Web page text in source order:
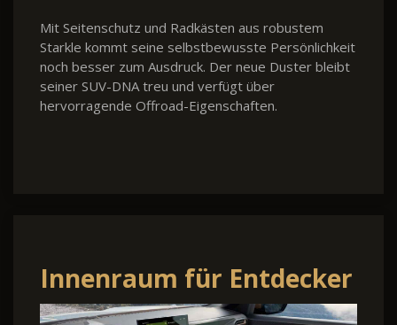
Mit Seitenschutz und Radkästen aus robustem
Starkle kommt seine selbstbewusste Persönlichkeit
noch besser zum Ausdruck. Der neue Duster bleibt
seiner SUV-DNA treu und verfügt über
hervorragende Offroad-Eigenschaften.
Innenraum für Entdecker